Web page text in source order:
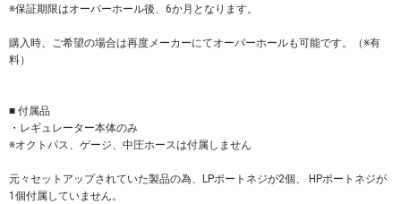
※保証期限はオーバーホール後、6か月となります。
購入時、ご希望の場合は再度メーカーにてオーバーホールも可能です。（※有
料）
■ 付属品
・レギュレーター本体のみ
※オクトパス、ゲージ、中圧ホースは付属しません
元々セットアップされていた製品の為、LPポートネジが2個、 HPポートネジが
1個付属していません。